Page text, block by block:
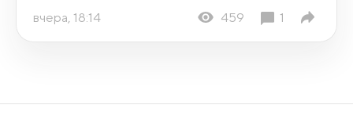
вчера, 18:14 459 1